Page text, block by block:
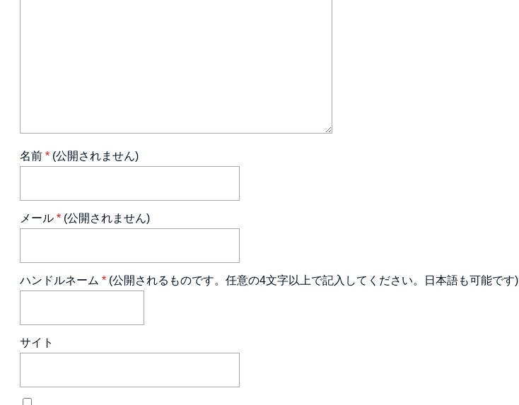
名前 * (公開されません)
メール * (公開されません)
ハンドルネーム * (公開されるものです。任意の4文字以上で記入してください。日本語も可能です)
サイト